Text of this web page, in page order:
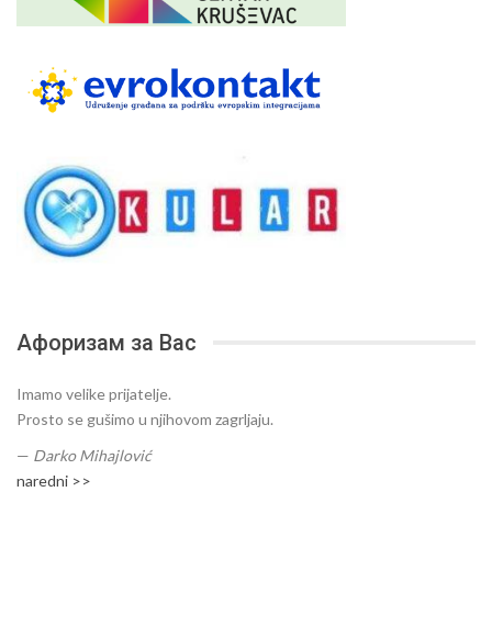
Афоризам за Вас
Imamo velike prijatelje.
Prosto se gušimo u njihovom zagrljaju.
— Darko Mihajlović
naredni >>